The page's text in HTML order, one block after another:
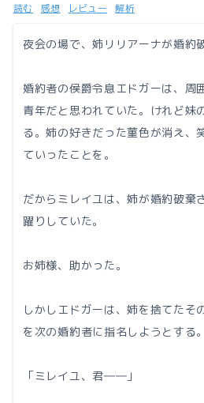
読む 感想 レビュー 解析
夜会の場で、姉リリアーナが婚約
婚約者の侯爵令息エドガーは、周
青年だと思われていた。けれど妹
る。姉の好きだった菫色が消え、
ていったことを。
だからミレイユは、姉が婚約破棄
躍りしていた。
お姉様、助かった。
しかしエドガーは、姉を捨てたそ
を次の婚約者に指名しようとする。
「ミレイユ、君――」